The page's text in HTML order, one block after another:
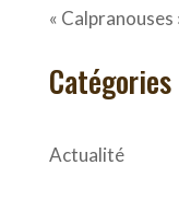
« Calpranouses
Catégories
Actualité